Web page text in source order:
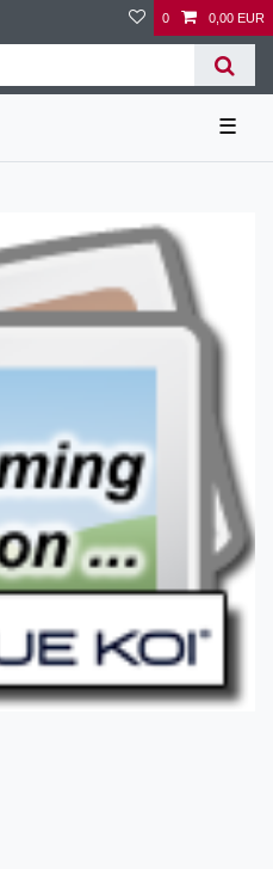
0 0,00 EUR
☰